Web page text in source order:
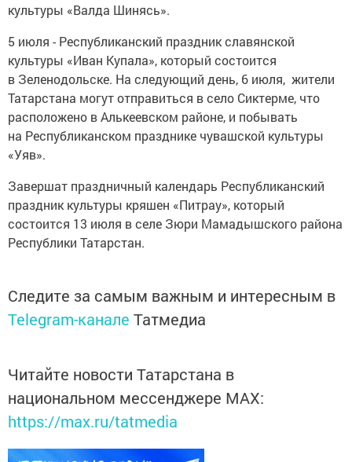
культуры «Валда Шинясь».
5 июля - Республиканский праздник славянской
культуры «Иван Купала», который состоится
в Зеленодольске. На следующий день, 6 июля, жители
Татарстана могут отправиться в село Сиктерме, что
расположено в Алькеевском районе, и побывать
на Республиканском празднике чувашской культуры
«Уяв».
Завершат праздничный календарь Республиканский
праздник культуры кряшен «Питрау», который
состоится 13 июля в селе Зюри Мамадышского района
Республики Татарстан.
Следите за самым важным и интересным в
Telegram-канале Татмедиа
Читайте новости Татарстана в
национальном мессенджере MАХ:
https://max.ru/tatmedia